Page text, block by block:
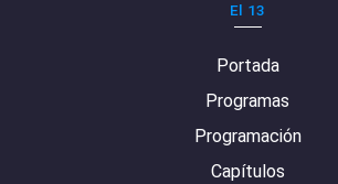
El 13
Portada
Programas
Programación
Capítulos